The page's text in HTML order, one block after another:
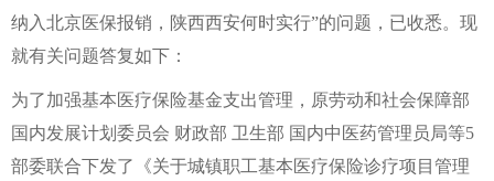
纳入北京医保报销，陕西西安何时实行”的问题，已收悉。现
就有关问题答复如下：
为了加强基本医疗保险基金支出管理，原劳动和社会保障部
国内发展计划委员会 财政部 卫生部 国内中医药管理员局等5
部委联合下发了《关于城镇职工基本医疗保险诊疗项目管理